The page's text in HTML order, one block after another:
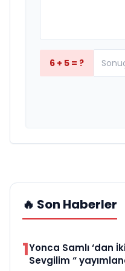
6 + 5 = ?
🔥 Son Haberler
1Yonca Samlı ‘dan
Sevgilim “